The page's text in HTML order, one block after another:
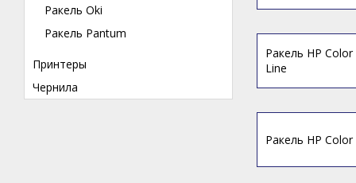
Ракель Oki
Ракель Pantum
Принтеры
Чернила
Ракель HP
Line
Ракель HP